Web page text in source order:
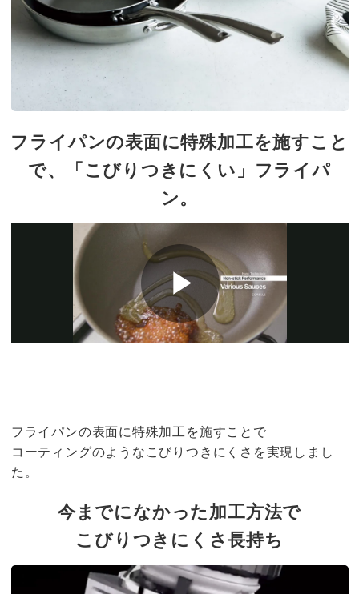
フライパンの表面に特殊加工を施すこと
で、「こびりつきにくい」フライパ
ン。
フライパンの表面に特殊加工を施すことで
コーティングのようなこびりつきにくさを実現しまし
た。
今までになかった加工方法で
こびりつきにくさ長持ち